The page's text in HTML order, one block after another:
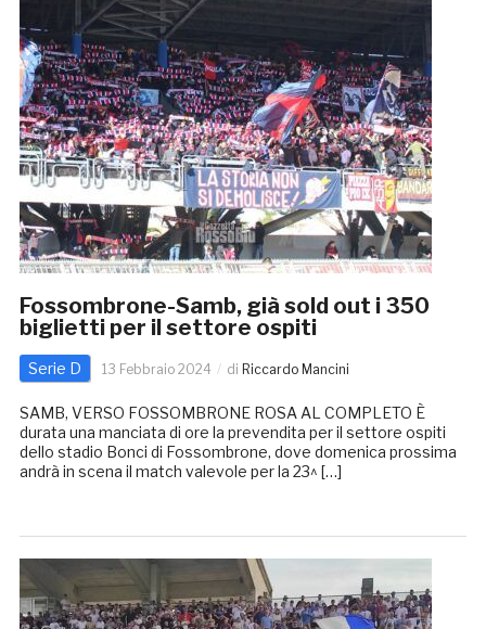
Fossombrone-Samb, già sold out i 350
biglietti per il settore ospiti
Serie D 13 Febbraio 2024 di Riccardo Mancini
SAMB, VERSO FOSSOMBRONE ROSA AL COMPLETO È
durata una manciata di ore la prevendita per il settore ospiti
dello stadio Bonci di Fossombrone, dove domenica prossima
andrà in scena il match valevole per la 23^ […]